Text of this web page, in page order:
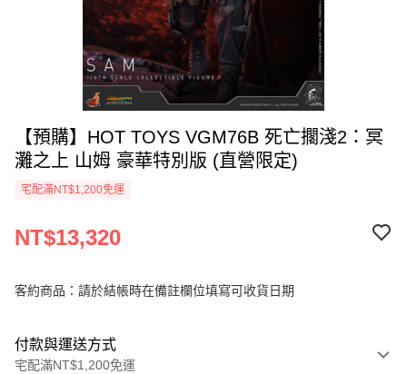
【預購】HOT TOYS VGM76B 死亡擱淺2：冥
灘之上 山姆 豪華特別版 (直營限定)
宅配滿NT$1,200免運
NT$13,320
客約商品：請於結帳時在備註欄位填寫可收貨日期
付款與運送方式
宅配滿NT$1,200免運